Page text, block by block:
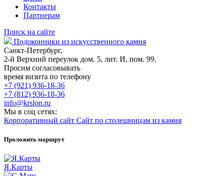
Контакты
Партнерам
Поиск на сайте
Подоконники из искусственного камня
Санкт-Петербург,
2-й Верхний переулок дом. 5, лит. И, пом. 99.
Просим согласовывать
время визита по телефону
+7 (921) 936-18-36
+7 (812) 936-18-36
info@krslon.ru
Мы в соц сетях:
Корпоративный сайт Сайт по столешницам из камня
Проложить маршрут
Я.Карты